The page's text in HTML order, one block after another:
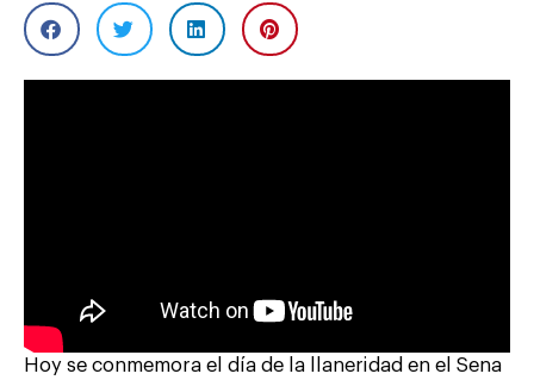
Hoy se conmemora el día de la llaneridad en el Sena